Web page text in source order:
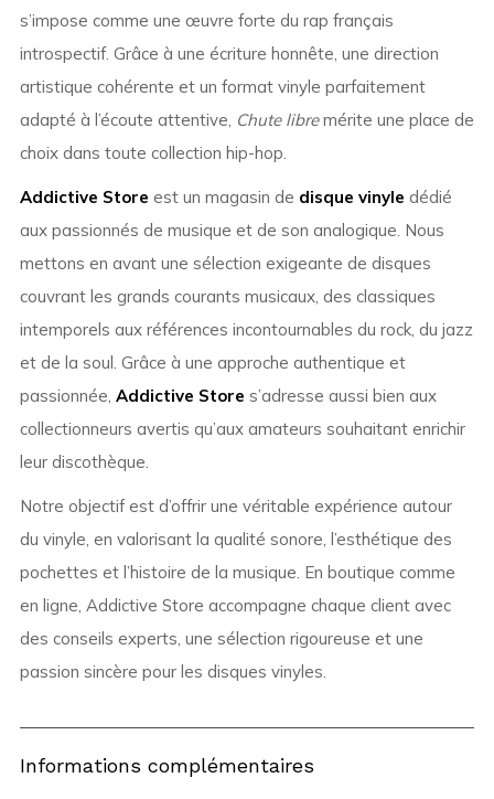
s’impose comme une œuvre forte du rap français
introspectif. Grâce à une écriture honnête, une direction
artistique cohérente et un format vinyle parfaitement
adapté à l’écoute attentive, Chute libremérite une place de
choix dans toute collection hip-hop.
Addictive Store est un magasin de disque vinyle dédié
aux passionnés de musique et de son analogique. Nous
mettons en avant une sélection exigeante de disques
couvrant les grands courants musicaux, des classiques
intemporels aux références incontournables du rock, du jazz
et de la soul. Grâce à une approche authentique et
passionnée, Addictive Store s’adresse aussi bien aux
collectionneurs avertis qu’aux amateurs souhaitant enrichir
leur discothèque.
Notre objectif est d’offrir une véritable expérience autour
du vinyle, en valorisant la qualité sonore, l’esthétique des
pochettes et l’histoire de la musique. En boutique comme
en ligne, Addictive Store accompagne chaque client avec
des conseils experts, une sélection rigoureuse et une
passion sincère pour les disques vinyles.
Informations complémentaires